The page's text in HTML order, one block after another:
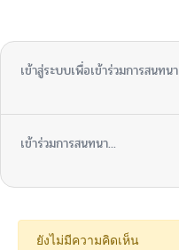
เข้าสู่ระบบเพื่อเข้าร่วมการสนทนา
เข้าร่วมการสนทนา...
ยังไม่มีความคิดเห็น